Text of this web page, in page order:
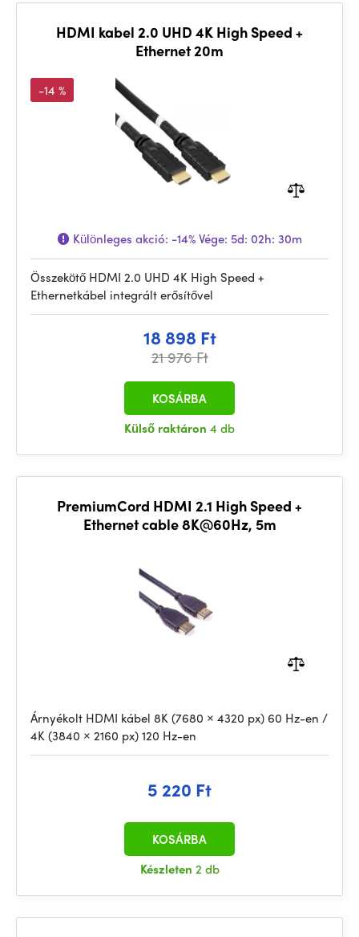
HDMI kabel 2.0 UHD 4K High Speed +
Ethernet 20m
-14 %
Különleges akció: -14%Vége: 5d: 02h: 30m
Összekötő HDMI 2.0 UHD 4K High Speed +
Ethernetkábel integrált erősítővel
18 898 Ft
21 976 Ft
Külső raktáron 4 db
KOSÁRBA
PremiumCord HDMI 2.1 High Speed +
Ethernet cable 8K@60Hz, 5m
Árnyékolt HDMI kábel 8K (7680 × 4320 px) 60 Hz-en /
4K (3840 × 2160 px) 120 Hz-en
5 220 Ft
Készleten 2 db
KOSÁRBA